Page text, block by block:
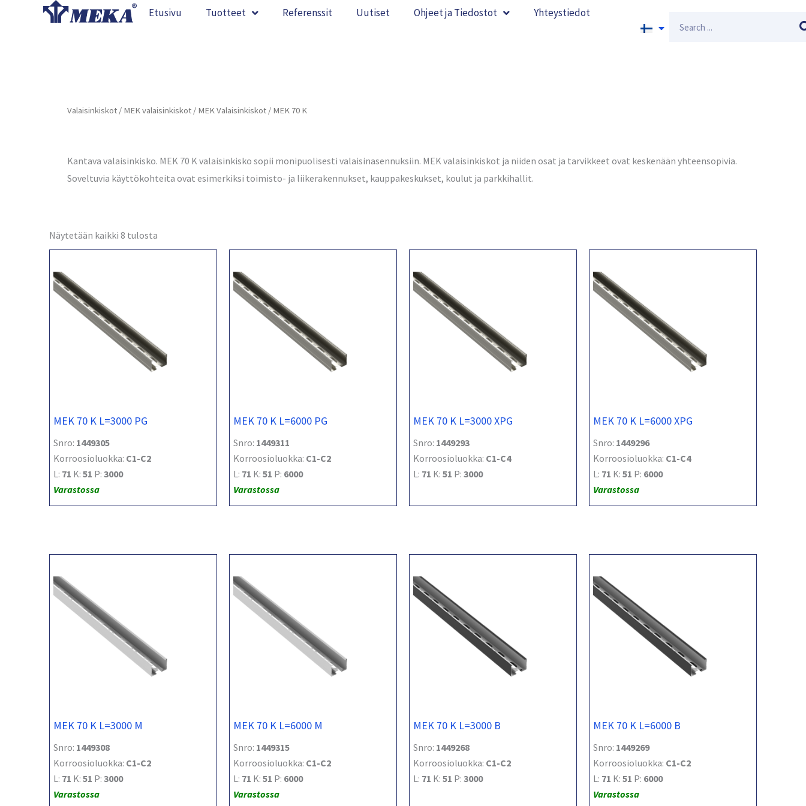
Etusivu Tuotteet Referenssit Uutiset Ohjeet ja Tiedostot Yhteystiedot
Valaisinkiskot / MEK valaisinkiskot / MEK Valaisinkiskot / MEK 70 K
Kantava valaisinkisko. MEK 70 K valaisinkisko sopii monipuolisesti valaisinasennuksiin. MEK valaisinkiskot ja niiden osat ja tarvikkeet ovat keskenään yhteensopivia.
Soveltuvia käyttökohteita ovat esimerkiksi toimisto- ja liikerakennukset, kauppakeskukset, koulut ja parkkihallit.
Näytetään kaikki 8 tulosta
MEK 70 K L=3000 PG
Snro: 1449305
Korroosioluokka: C1-C2
L: 71 K: 51 P: 3000
Varastossa
MEK 70 K L=6000 PG
Snro: 1449311
Korroosioluokka: C1-C2
L: 71 K: 51 P: 6000
Varastossa
MEK 70 K L=3000 XPG
Snro: 1449293
Korroosioluokka: C1-C4
L: 71 K: 51 P: 3000
MEK 70 K L=6000 XPG
Snro: 1449296
Korroosioluokka: C1-C4
L: 71 K: 51 P: 6000
Varastossa
MEK 70 K L=3000 M
Snro: 1449308
Korroosioluokka: C1-C2
L: 71 K: 51 P: 3000
Varastossa
MEK 70 K L=6000 M
Snro: 1449315
Korroosioluokka: C1-C2
L: 71 K: 51 P: 6000
Varastossa
MEK 70 K L=3000 B
Snro: 1449268
Korroosioluokka: C1-C2
L: 71 K: 51 P: 3000
MEK 70 K L=6000 B
Snro: 1449269
Korroosioluokka: C1-C2
L: 71 K: 51 P: 6000
Varastossa